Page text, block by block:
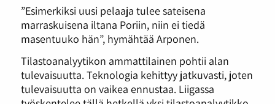
”Esimerkiksi uusi pelaaja tulee sateisena
marraskuisena iltana Poriin, niin ei tiedä
masentuuko hän”, hymähtää Arponen.
Tilastoanalyytikon ammattilainen pohtii alan
tulevaisuutta. Teknologia kehittyy jatkuvasti, joten
tulevaisuutta on vaikea ennustaa. Liigassa